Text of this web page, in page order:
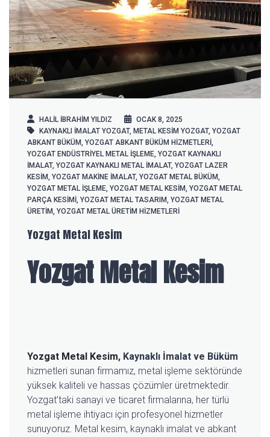
HALIL IBRAHIM YILDIZ
OCAK 8, 2025
KAYNAKLI İMALAT YOZGAT, METAL KESIM YOZGAT, YOZGAT
ABKANT BÜKÜM, YOZGAT ABKANT BÜKÜM HIZMETLERI,
YOZGAT ENDÜSTRIYEL METAL İŞLEME, YOZGAT KAYNAKLI
İMALAT, YOZGAT KAYNAKLI METAL İMALAT, YOZGAT LAZER
KESIM, YOZGAT MAKINE İMALAT, YOZGAT METAL BÜKÜM,
YOZGAT METAL İŞLEME, YOZGAT METAL KESIM, YOZGAT METAL
PARÇA KESIMI, YOZGAT METAL TASARIM, YOZGAT METAL
ÜRETIM, YOZGAT METAL ÜRETIM HIZMETLERI
Yozgat Metal Kesim
Yozgat Metal Kesim
Yozgat Metal Kesim, Kaynaklı İmalat ve Büküm
hizmetleri sunan firmamız, metal işleme sektöründe
yüksek kaliteli ve hassas çözümler üretmektedir.
Yozgat’taki sanayi ve ticaret firmalarına, her türlü
metal işleme ihtiyacı için profesyonel hizmetler
sunuyoruz. Metal kesim, kaynaklı imalat ve abkant